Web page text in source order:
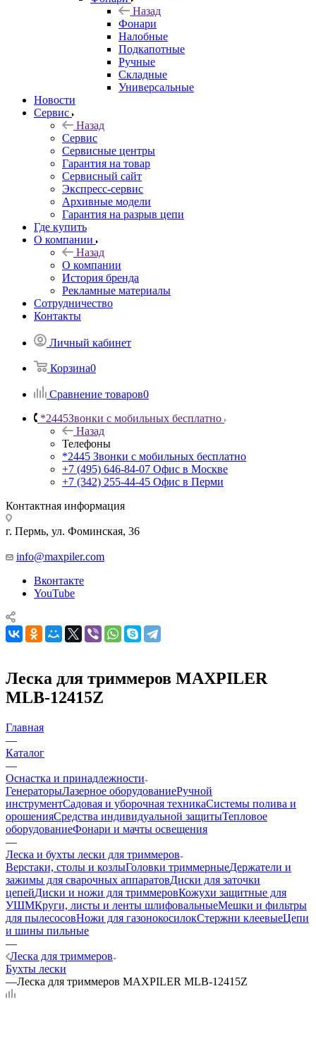
Назад
Фонари
Налобные
Подкапотные
Ручные
Складные
Универсальные
Новости
Сервис
Назад
Сервис
Сервисные центры
Гарантия на товар
Сервисный сайт
Экспресс-сервис
Архивные модели
Гарантия на разрыв цепи
Где купить
О компании
Назад
О компании
История бренда
Рекламные материалы
Сотрудничество
Контакты
Личный кабинет
Корзина0
Сравнение товаров0
*2445Звонки с мобильных бесплатно
Назад
Телефоны
*2445 Звонки с мобильных бесплатно
+7 (495) 646-84-07 Офис в Москве
+7 (342) 255-44-45 Офис в Перми
Контактная информация
г. Пермь, ул. Фоминская, 36
info@maxpiler.com
Вконтакте
YouTube
Леска для триммеров MAXPILER
MLB-12415Z
Главная
—
Каталог
—
Оснастка и принадлежности
ГенераторыЛазерное оборудованиеРучной
инструментСадовая и уборочная техникаСистемы полива и
орошенияСредства индивидуальной защитыТепловое
оборудованиеФонари и мачты освещения
—
Леска и бухты лески для триммеров
Верстаки, столы и козлыГоловки триммерныеДержатели и
зажимы для сварочных аппаратовДиски для заточки
цепейДиски и ножи для триммеровКожухи защитные для
УШМКруги, листы и ленты шлифовальныеМешки и фильтры
для пылесосовНожи для газонокосилокСтержни клеевыеЦепи
и шины пильные
—
Леска для триммеров
Бухты лески
—Леска для триммеров MAXPILER MLB-12415Z